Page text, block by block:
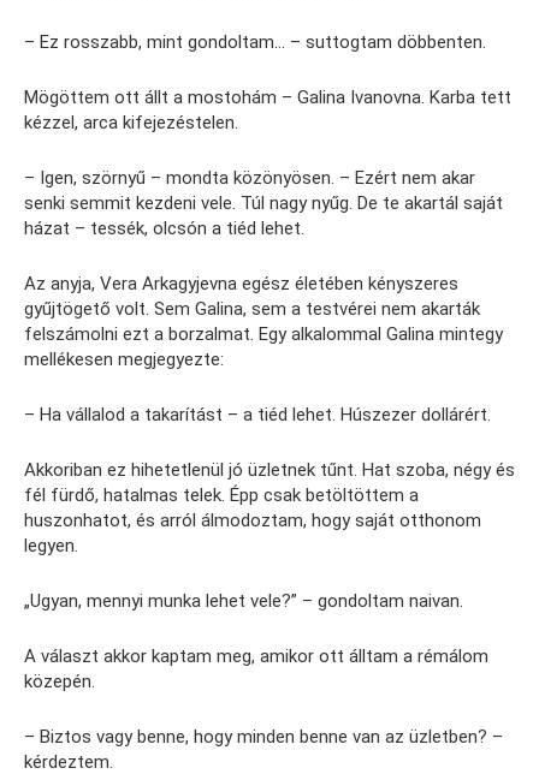
– Ez rosszabb, mint gondoltam… – suttogtam döbbenten.
Mögöttem ott állt a mostohám – Galina Ivanovna. Karba tett
kézzel, arca kifejezéstelen.
– Igen, szörnyű – mondta közönyösen. – Ezért nem akar
senki semmit kezdeni vele. Túl nagy nyűg. De te akartál saját
házat – tessék, olcsón a tiéd lehet.
Az anyja, Vera Arkagyjevna egész életében kényszeres
gyűjtögető volt. Sem Galina, sem a testvérei nem akarták
felszámolni ezt a borzalmat. Egy alkalommal Galina mintegy
mellékesen megjegyezte:
– Ha vállalod a takarítást – a tiéd lehet. Húszezer dollárért.
Akkoriban ez hihetetlenül jó üzletnek tűnt. Hat szoba, négy és
fél fürdő, hatalmas telek. Épp csak betöltöttem a
huszonhatot, és arról álmodoztam, hogy saját otthonom
legyen.
„Ugyan, mennyi munka lehet vele?” – gondoltam naivan.
A választ akkor kaptam meg, amikor ott álltam a rémálom
közepén.
– Biztos vagy benne, hogy minden benne van az üzletben? –
kérdeztem.